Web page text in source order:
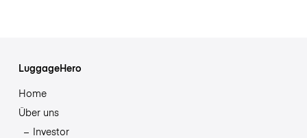
LuggageHero
Home
Über uns
Investor